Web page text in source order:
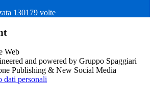
130179 volte
and powered by Gruppo Spaggiari
Publishing & New Social Media
dati personali